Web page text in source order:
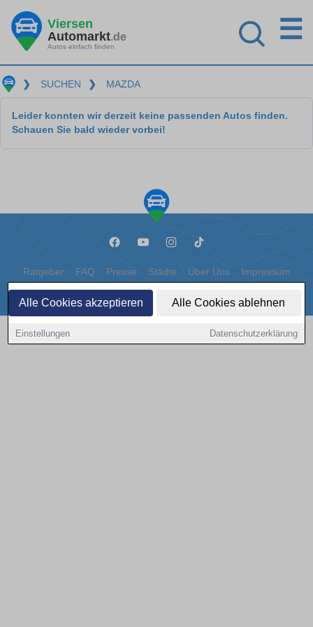
Alle Cookies akzeptieren Alle Cookies ablehnen
Einstellungen Datenschutzerklärung
Viersen
Automarkt.de
Autos einfach finden
☰
❯ SUCHEN ❯ MAZDA
Leider konnten wir derzeit keine passenden Autos finden.
Schauen Sie bald wieder vorbei!
Ratgeber FAQ Presse Städte Über Uns Impressum
Datenschutz Cookies
Copyright © 2000 - 2026 | 1A Infosysteme GmbH | Content by: 1a-sites-autos